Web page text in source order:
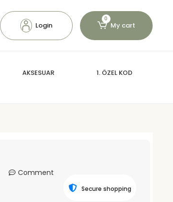
Login
0
My cart
AKSESUAR 1. ÖZEL KOD
Comment
Secure shopping